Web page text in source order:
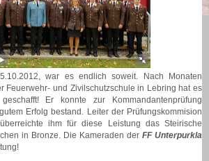
war es endlich soweit. Nach Monaten
Feuerwehr- und Zivilschutzschule in Lebring hat es
Er konnte zur Kommandantenprüfung
Erfolg bestand. Leiter der Prüfungskommision
ihm für diese Leistung das Steirische
in Bronze. Die Kameraden der FF Unterpurkla